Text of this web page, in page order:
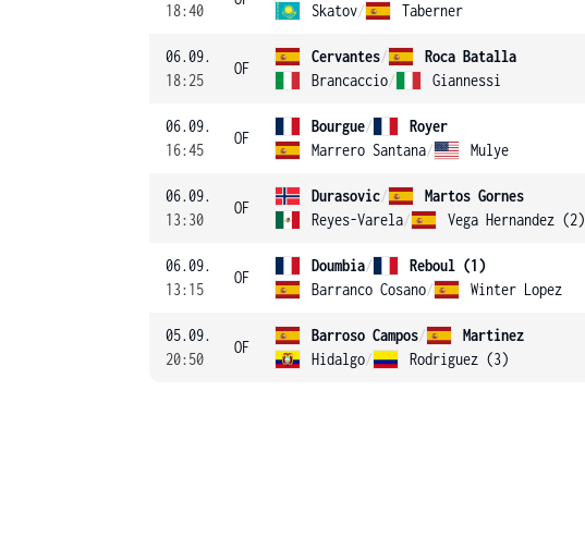
18:40
Skatov/ Taberner
06.09.
18:25
OF
Cervantes/
Roca Batalla
Brancaccio/ Giannessi
06.09.
16:45
OF
Bourgue/
Royer
Marrero Santana/ Mulye
06.09.
13:30
OF
Durasovic/
Martos Gornes
Reyes-Varela/ Vega Hernandez (2)
06.09.
13:15
OF
Doumbia/
Reboul (1)
Barranco Cosano/ Winter Lopez
05.09.
20:50
OF
Barroso Campos/
Martinez
Hidalgo/ Rodriguez (3)